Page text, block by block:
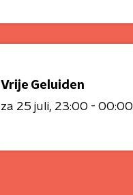
Vrije Geluiden
za 25 juli 23:00 - 00:00